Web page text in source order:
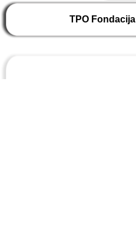
TPO Fondacija